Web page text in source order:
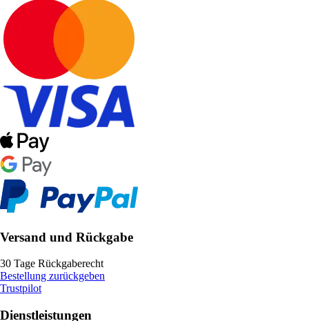
Versand und Rückgabe
30 Tage Rückgaberecht
Bestellung zurückgeben
Trustpilot
Dienstleistungen